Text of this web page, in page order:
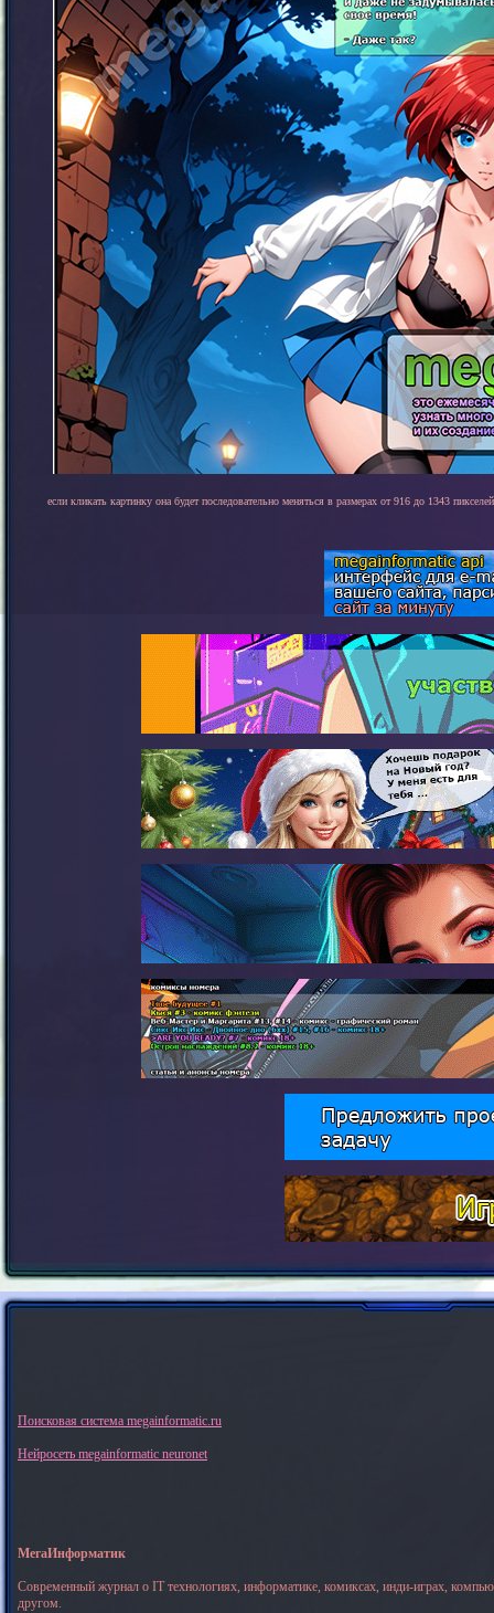
если кликать картинку она будет последовательно меняться в размерах от 916 до 1343
Поисковая система megainformatic.ru
Нейросеть megainformatic neuronet
МегаИнформатик
Современный журнал о IT технологиях, информатике, комиксах, инди-играх,
другом.